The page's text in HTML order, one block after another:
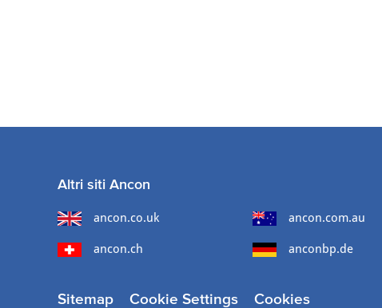
Altri siti Ancon
ancon.co.uk ancon.com.au
ancon.ch anconbp.de
Sitemap Cookie Settings Cookies